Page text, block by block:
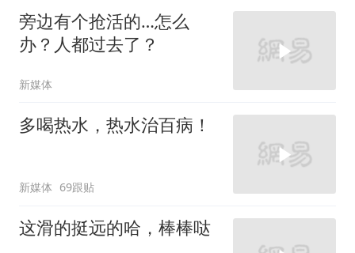
旁边有个抢活的…怎么
办？人都过去了？
新媒体
多喝热水，热水治百病！
新媒体 69跟贴
这滑的挺远的哈，棒棒哒